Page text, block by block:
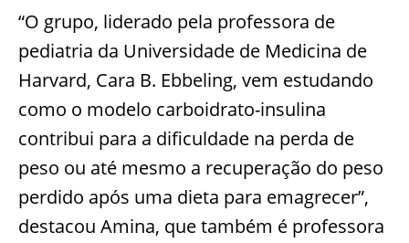
“O grupo, liderado pela professora de
pediatria da Universidade de Medicina de
Harvard, Cara B. Ebbeling, vem estudando
como o modelo carboidrato-insulina
contribui para a dificuldade na perda de
peso ou até mesmo a recuperação do peso
perdido após uma dieta para emagrecer”,
destacou Amina, que também é professora